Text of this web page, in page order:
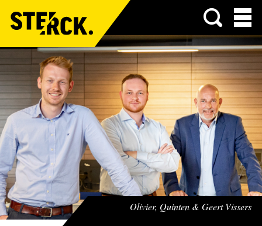
Menu
Olivier, Quinten & Geert Vissers